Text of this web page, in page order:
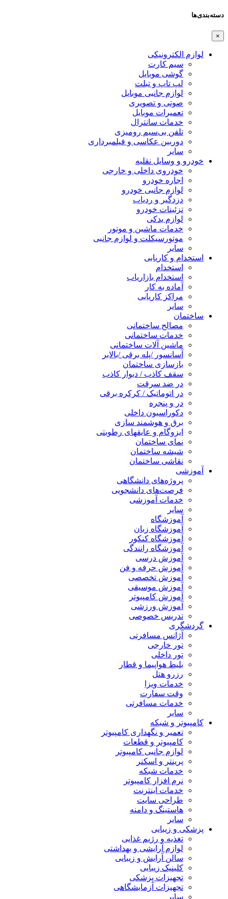
دسته‌بندی‌ها
×
لوازم الکترونیکی
سیم کارت
گوشی موبایل
لپ تاپ و تبلت
لوازم جانبی موبایل
صوتی و تصویری
تعمیرات موبایل
خدمات سانترال
تلفن بی‌سیم رومیزی
دوربین عکاسی و فیلمبرداری
سایر
خودرو و وسایل نقلیه
خودروی داخلی و خارجی
اجاره خودرو
لوازم جانبی خودرو
دزدگیر و ردیاب
تزئینات خودرو
لوازم یدکی
خدمات ماشین و موتور
موتورسیکلت و لوازم جانبی
سایر
استخدام و کاریابی
استخدام
استخدام بازاریاب
آماده به کار
مراکز کاریابی
سایر
ساختمان
مصالح ساختمانی
خدمات ساختمانی
ماشین آلات ساختمانی
آسانسور /پله برقی /بالابر
بازسازی ساختمان
سقف کاذب / دیوار کاذب
در ضد سرقت
در اتوماتیک / کرکره برقی
در و پنجره
دکوراسیون داخلی
برق و هوشمند سازی
ایزوگام و عایقهای رطوبتی
نمای ساختمان
شیشه ساختمان
نقاشی ساختمان
آموزشی
پروژه‌های دانشگاهی
فرصت‌های دانشجویی
خدمات آموزشی
سایر
آموزشگاه
آموزشگاه زبان
آموزشگاه کنکور
آموزشگاه رانندگی
آموزش درسی
آموزش حرفه و فن
آموزش تخصصی
آموزش موسیقی
آموزش کامپیوتر
آموزش ورزشی
تدریس خصوصی
گردشگری
آژانس مسافرتی
تور خارجی
تور داخلی
بلیط هواپیما و قطار
رزرو هتل
خدمات ویزا
وقت سفارت
خدمات مسافرتی
سایر
کامپیوتر و شبکه
تعمیر و نگهداری کامپیوتر
کامپیوتر و قطعات
لوازم جانبی کامپیوتر
پرینتر و اسکنر
خدمات شبکه
نرم افزار کامپیوتر
خدمات اینترنت
طراحی سایت
هاستینگ و دامنه
سایر
پزشکی و زیبایی
تغذیه و رژیم غذایی
لوازم آرایشی و بهداشتی
سالن آرایش و زیبایی
کلینیک زیبایی
تجهیزات پزشکی
تجهیزات آزمایشگاهی
سایر